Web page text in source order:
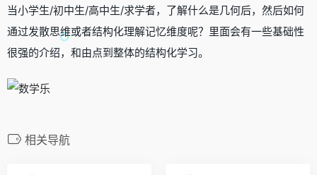
当小学生/初中生/高中生/求学者，了解什么是几何后，然后如何
通过发散思维或者结构化理解记忆维度呢？里面会有一些基础性
很强的介绍，和由点到整体的结构化学习。
相关导航